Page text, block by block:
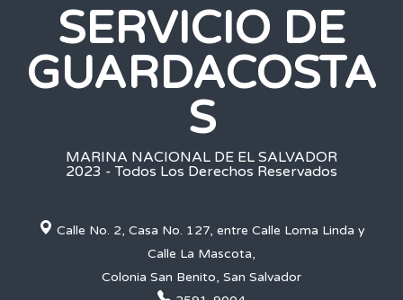
SERVICIO DE
GUARDACOSTA
S
MARINA NACIONAL DE EL SALVADOR
2023 - Todos Los Derechos Reservados
Calle No. 2, Casa No. 127, entre Calle Loma Linda y
Calle La Mascota,
Colonia San Benito, San Salvador